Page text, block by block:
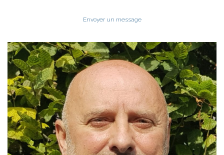
Envoyer un message